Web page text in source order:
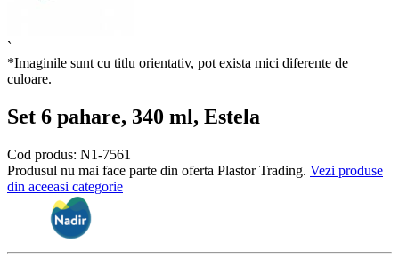
`
*Imaginile sunt cu titlu orientativ, pot exista mici diferente de
culoare.
Set 6 pahare, 340 ml, Estela
Cod produs: N1-7561
Produsul nu mai face parte din oferta Plastor Trading. Vezi produse
din aceeasi categorie